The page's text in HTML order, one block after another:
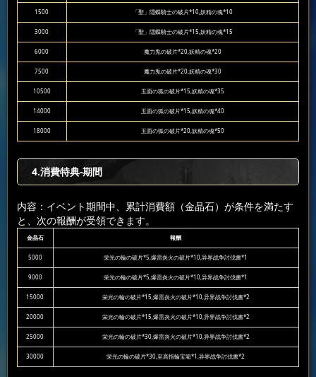
1500 「聖」隠蝶騎士の破片*10,妖精の魂*10
3000 「聖」隠蝶騎士の破片*15,妖精の魂*15
6000 魔力兎の破片*20,妖精の魂*20
7500 魔力兎の破片*20,妖精の魂*30
10500 玉面の狐の破片*15,妖精の魂*35
14000 玉面の狐の破片*15,妖精の魂*40
18000 玉面の狐の破片*20,妖精の魂*50
4.消費特典-期間
内容：イベント期間中、累計消費額（金晶石）が条件を満たす
と、次の報酬が受領できます。
金晶石 報酬
5000 栄光の輪の破片*5,爆雷炎火の破片*10,异界战争討伐書*1
9000 栄光の輪の破片*5,爆雷炎火の破片*10,异界战争討伐書*1
15000 栄光の輪の破片*15,爆雷炎火の破片*10,异界战争討伐書*2
20000 栄光の輪の破片*15,爆雷炎火の破片*10,异界战争討伐書*2
25000 栄光の輪の破片*30,爆雷炎火の破片*10,异界战争討伐書*2
30000 栄光の輪の破片*30,至高指輪宝箱*1,异界战争討伐書*2